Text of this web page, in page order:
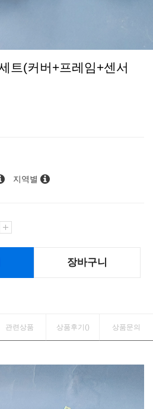
트(커버+프레임+센서
지역별
장바구니
관련상품 상품후기() 상품문의